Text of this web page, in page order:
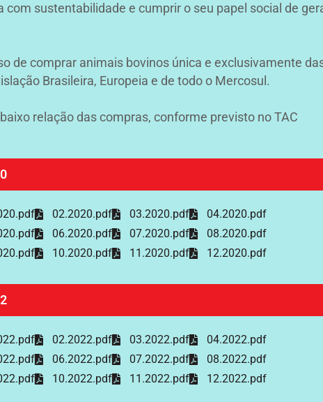
sustentabilidade e cumprir o seu papel social de
de comprar animais bovinos única e exclusivamente
Brasileira, Europeia e de todo o Mercosul.
relação das compras, conforme previsto no TAC
02.2020.pdf 03.2020.pdf
04.2020.pdf
06.2020.pdf 07.2020.pdf
08.2020.pdf
10.2020.pdf 11.2020.pdf 12.2020.pdf
02.2022.pdf 03.2022.pdf
04.2022.pdf
06.2022.pdf 07.2022.pdf
08.2022.pdf
10.2022.pdf 11.2022.pdf 12.2022.pdf